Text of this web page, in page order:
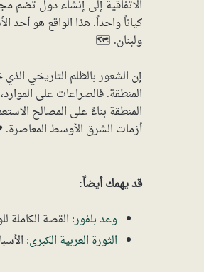
الاتفاقية إلى إنشاء دول تضم
كياناً واحداً. هذا الواقع هو أحد
ولبنان. 🗺️
إن الشعور بالظلم التاريخي
المنطقة. فالصراعات على
المنطقة بناءً على المصالح
أزمات الشرق الأوسط المعاصرة.
قد يهمك أيضاً:
وعد بلفور: القصة الكاملة
الثورة العربية الكبرى: